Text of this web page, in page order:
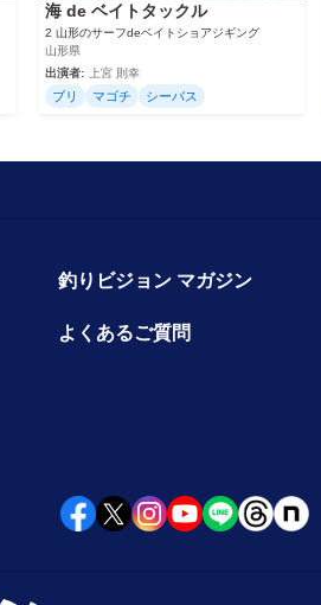
海 de ベイトタックル
2 山形のサーフdeベイトショアジギング
山形県
出演者:
上宮 則幸
ブリ マゴチ シーバス
釣りビジョン マガジン
よくあるご質問